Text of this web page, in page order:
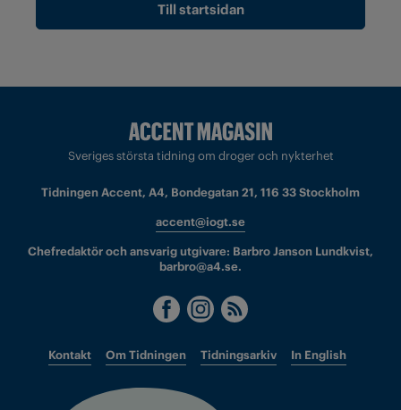
Till startsidan
Sveriges största tidning om droger och nykterhet
Tidningen Accent, A4, Bondegatan 21, 116 33 Stockholm
accent@iogt.se
Chefredaktör och ansvarig utgivare: Barbro Janson Lundkvist,
barbro@a4.se.
Kontakt Om Tidningen Tidningsarkiv In English